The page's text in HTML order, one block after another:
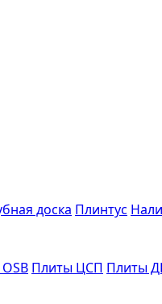
доска Плинтус
Плиты ЦСП Плиты